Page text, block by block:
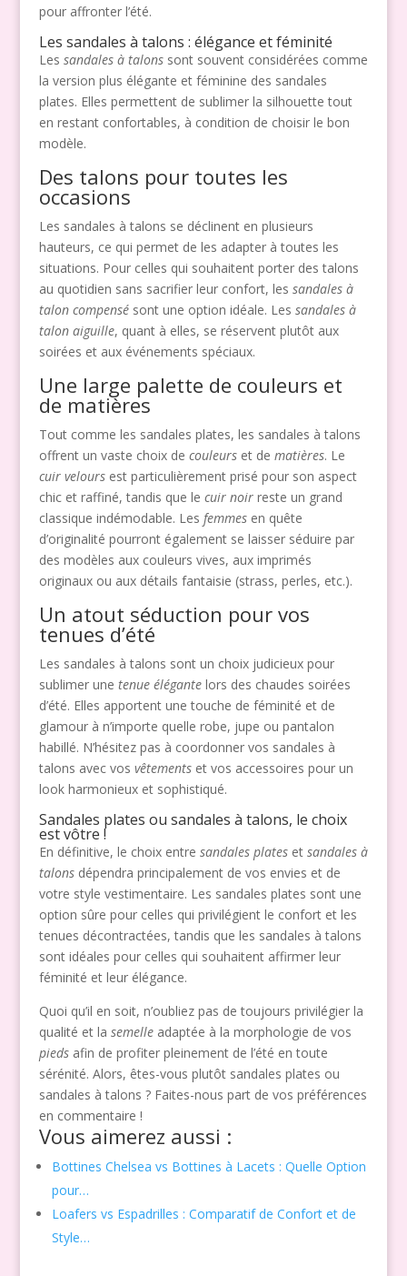
pour affronter l’été.
Les sandales à talons : élégance et féminité
Les sandales à talonssont souvent considérées comme
la version plus élégante et féminine des sandales
plates. Elles permettent de sublimer la silhouette tout
en restant confortables, à condition de choisir le bon
modèle.
Des talons pour toutes les
occasions
Les sandales à talons se déclinent en plusieurs
hauteurs, ce qui permet de les adapter à toutes les
situations. Pour celles qui souhaitent porter des talons
au quotidien sans sacrifier leur confort, les sandales à
talon compensésont une option idéale. Les sandales à
talon aiguille, quant à elles, se réservent plutôt aux
soirées et aux événements spéciaux.
Une large palette de couleurs et
de matières
Tout comme les sandales plates, les sandales à talons
offrent un vaste choix de couleurset de matières. Le
cuir veloursest particulièrement prisé pour son aspect
chic et raffiné, tandis que le cuir noirreste un grand
classique indémodable. Les femmesen quête
d’originalité pourront également se laisser séduire par
des modèles aux couleurs vives, aux imprimés
originaux ou aux détails fantaisie (strass, perles, etc.).
Un atout séduction pour vos
tenues d’été
Les sandales à talons sont un choix judicieux pour
sublimer une tenue élégantelors des chaudes soirées
d’été. Elles apportent une touche de féminité et de
glamour à n’importe quelle robe, jupe ou pantalon
habillé. N’hésitez pas à coordonner vos sandales à
talons avec vos vêtementset vos accessoires pour un
look harmonieux et sophistiqué.
Sandales plates ou sandales à talons, le choix
est vôtre !
En définitive, le choix entre sandales plateset sandales à
talonsdépendra principalement de vos envies et de
votre style vestimentaire. Les sandales plates sont une
option sûre pour celles qui privilégient le confort et les
tenues décontractées, tandis que les sandales à talons
sont idéales pour celles qui souhaitent affirmer leur
féminité et leur élégance.
Quoi qu’il en soit, n’oubliez pas de toujours privilégier la
qualité et la semelleadaptée à la morphologie de vos
piedsafin de profiter pleinement de l’été en toute
sérénité. Alors, êtes-vous plutôt sandales plates ou
sandales à talons ? Faites-nous part de vos préférences
en commentaire !
Vous aimerez aussi :
Bottines Chelsea vs Bottines à Lacets : Quelle Option
pour…
Loafers vs Espadrilles : Comparatif de Confort et de
Style…